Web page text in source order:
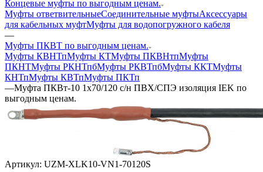
Концевые муфты по выгодным ценам.
Муфты ответвительныеСоединительные муфтыАксессуары
для кабельных муфтМуфты для водопогружного кабеля
—
Муфты ПКВТ по выгодным ценам.
Муфты КВНТпМуфты КТМуфты ПКВНтпМуфты
ПКНТМуфты РКНТпбМуфты РКВТпбМуфты ККТМуфты
КНТпМуфты КВТпМуфты ПКТп
—Муфта ПКВт-10 1х70/120 с/н ПВХ/СПЭ изоляция IEK по
выгодным ценам.
Артикул: UZM-XLK10-VN1-70120S